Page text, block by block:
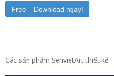
Free – Download ngay!
Các sản phẩm SenvietArt thiết kế